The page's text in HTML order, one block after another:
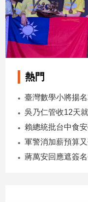
情
藝
術
／
文
電
影
薦
技/
熱門